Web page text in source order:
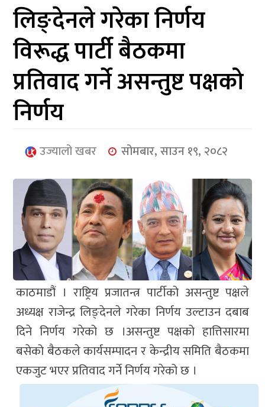
आर्थिक
मनोरञ्जन
खेलकुद
अन्तर्राष्ट्रिय/
युनिकोड
लिङ्देनले गरेका निर्णय
विरूद्ध पार्टी बैठकमा
प्रतिवाद गर्ने असन्तुष्ट पक्षको
निर्णय
उज्यालो खबर सोमबार, साउन १९, २०८२
काठमाडौं । राष्ट्रिय प्रजातन्त्र पार्टीको असन्तुष्ट पक्षले
अध्यक्ष राजेन्द्र लिङ्देनले गरेका निर्णय उल्टाउन दबाब
दिने निर्णय गरेको छ ।असन्तुष्ट पक्षको हात्तिसारमा
बसेको बैठकले कार्यसम्पादन र केन्द्रीय समिति बैठकमा
एकजुट भएर प्रतिवाद गर्ने निर्णय गरेको छ ।